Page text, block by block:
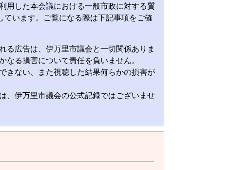
用した本会議における一般市政に対する質
います。ご覧になる際は下記事項をご確
る広告は、伊万里市議会と一切関係ありま
なる損害について責任を負いません。
きない、また視聴した結果何らかの損害が
、伊万里市議会の公式記録ではございませ